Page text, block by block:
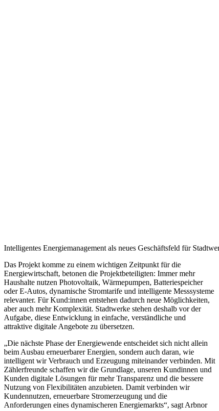
Intelligentes Energiemanagement als neues Geschäftsfeld für
Das Projekt komme zu einem wichtigen Zeitpunkt für die
Energiewirtschaft, betonen die Projektbeteiligten: Immer mehr
Haushalte nutzen Photovoltaik, Wärmepumpen, Batteriespeicher
oder E-Autos, dynamische Stromtarife und intelligente Messsysteme
relevanter. Für Kund:innen entstehen dadurch neue Möglichkeiten,
aber auch mehr Komplexität. Stadtwerke stehen deshalb vor der
Aufgabe, diese Entwicklung in einfache, verständliche und
attraktive digitale Angebote zu übersetzen.
„Die nächste Phase der Energiewende entscheidet sich nicht allein
beim Ausbau erneuerbarer Energien, sondern auch daran, wie
intelligent wir Verbrauch und Erzeugung miteinander verbinden. Mit
Zählerfreunde schaffen wir die Grundlage, unseren Kundinnen und
Kunden digitale Lösungen für mehr Transparenz und die bessere
Nutzung von Flexibilitäten anzubieten. Damit verbinden wir
Kundennutzen, erneuerbare Stromerzeugung und die
Anforderungen eines dynamischeren Energiemarkts“, sagt Arbnor